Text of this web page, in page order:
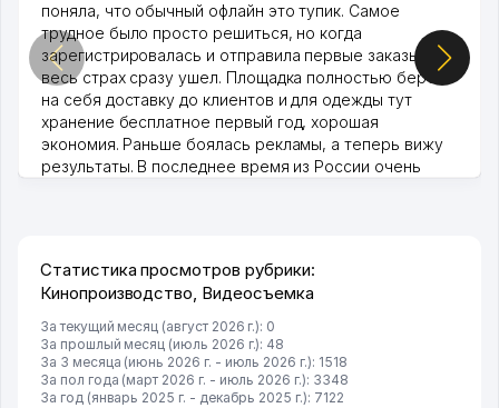
поняла, что обычный офлайн это тупик. Самое
трудное было просто решиться, но когда
зарегистрировалась и отправила первые заказы,
весь страх сразу ушел. Площадка полностью берет
на себя доставку до клиентов и для одежды тут
хранение бесплатное первый год, хорошая
экономия. Раньше боялась рекламы, а теперь вижу
результаты. В последнее время из России очень
Статистика просмотров рубрики:
Кинопроизводство, Видеосъемка
За текущий месяц (август 2026 г.): 0
За прошлый месяц (июль 2026 г.): 48
За 3 месяца (июнь 2026 г. - июль 2026 г.): 1518
За пол года (март 2026 г. - июль 2026 г.): 3348
За год (январь 2025 г. - декабрь 2025 г.): 7122